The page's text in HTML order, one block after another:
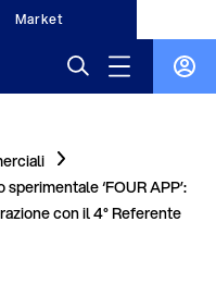
Market
‘FOUR APP’:
con il 4° Referente